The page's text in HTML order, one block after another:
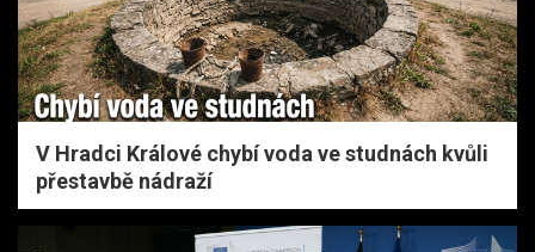
V Hradci Králové chybí voda ve studnách kvůli
přestavbě nádraží